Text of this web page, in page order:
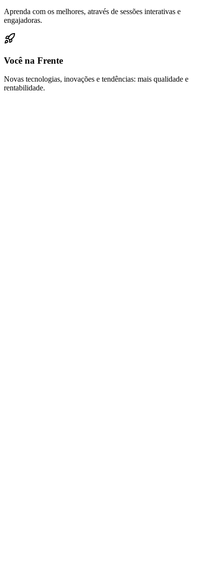
Aprenda com os melhores, através de sessões interativas e
engajadoras.
Você na Frente
Novas tecnologias, inovações e tendências: mais qualidade e
rentabilidade.